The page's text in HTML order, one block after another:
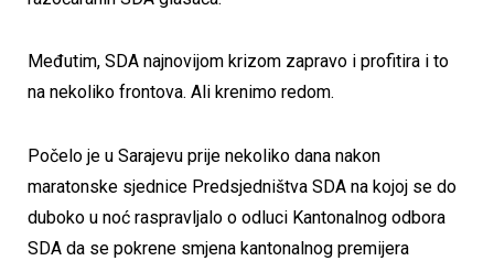
Međutim, SDA najnovijom krizom zapravo i profitira i to
na nekoliko frontova. Ali krenimo redom.
Počelo je u Sarajevu prije nekoliko dana nakon
maratonske sjednice Predsjedništva SDA na kojoj se do
duboko u noć raspravljalo o odluci Kantonalnog odbora
SDA da se pokrene smjena kantonalnog premijera